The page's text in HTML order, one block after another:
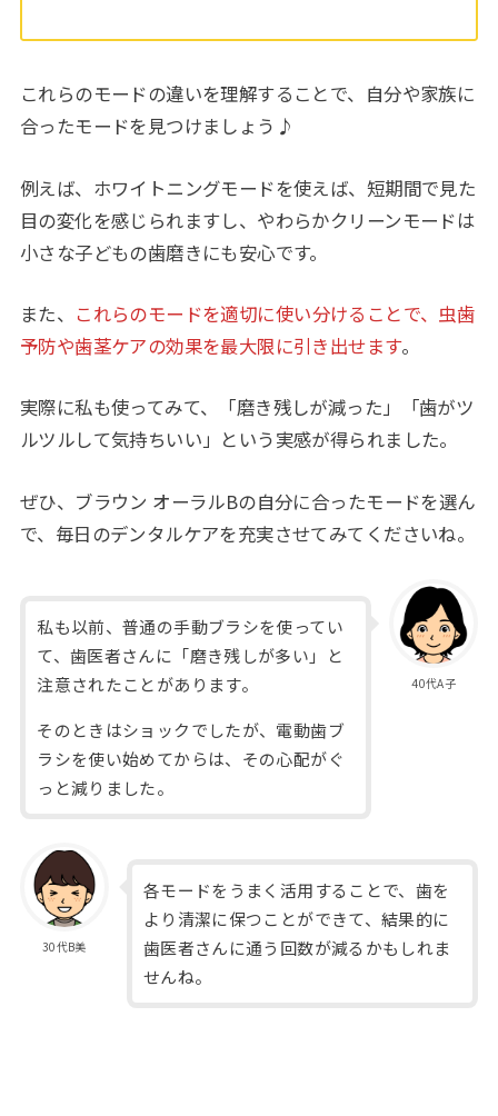
これらのモードの違いを理解することで、自分や家族に
合ったモードを見つけましょう♪
例えば、ホワイトニングモードを使えば、短期間で見た
目の変化を感じられますし、やわらかクリーンモードは
小さな子どもの歯磨きにも安心です。
また、 これらのモードを適切に使い分けることで、虫歯
予防や歯茎ケアの効果を最大限に引き出せます。
実際に私も使ってみて、「磨き残しが減った」「歯がツ
ルツルして気持ちいい」という実感が得られました。
ぜひ、ブラウン オーラルBの自分に合ったモードを選ん
で、毎日のデンタルケアを充実させてみてくださいね。
40代A子
私も以前、普通の手動ブラシを使ってい
て、歯医者さんに「磨き残しが多い」と
注意されたことがあります。
そのときはショックでしたが、電動歯ブ
ラシを使い始めてからは、その心配がぐ
っと減りました。
30代B美
各モードをうまく活用することで、歯を
より清潔に保つことができて、結果的に
歯医者さんに通う回数が減るかもしれま
せんね。